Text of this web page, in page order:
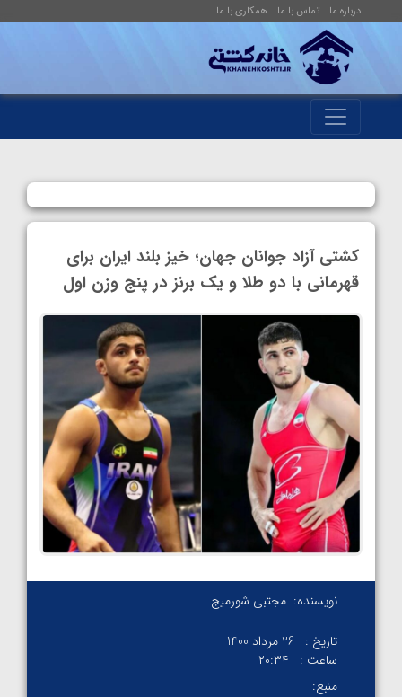
درباره ما تماس با ما همکاری با ما
کشتی آزاد جوانان جهان؛ خیز بلند ایران برای
قهرمانی با دو طلا و یک برنز در پنج وزن اول
نویسنده: مجتبی شورمیج
تاریخ :
26 مرداد 1400
ساعت :
۲۰:۳۴
منبع: